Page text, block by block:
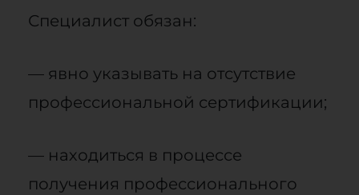
Специалист обязан:
— явно указывать на отсутствие
профессиональной сертификации;
— находиться в процессе
получения профессионального